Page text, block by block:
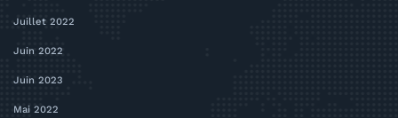
Juillet 2022
Juin 2022
Juin 2023
Mai 2022